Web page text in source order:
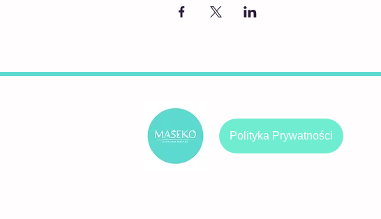
Polityka Prywatności